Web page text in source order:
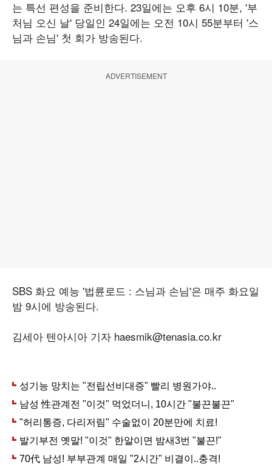
는 특선 편성을 준비한다. 23일에는 오후 6시 10분, '부
처님 오신 날' 당일인 24일에는 오전 10시 55분부터 '스
님과 손님' 첫 회가 방송된다.
ADVERTISEMENT
SBS 화요 예능 '법륜로드 : 스님과 손님'은 매주 화요일
밤 9시에 방송된다.
김세아 텐아시아 기자 haesmik@tenasia.co.kr